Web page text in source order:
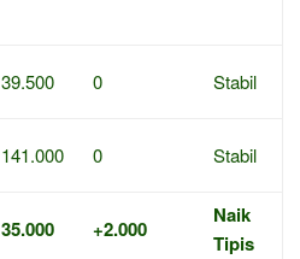
39.500 0 Stabil
141.000 0 Stabil
35.000 +2.000
Naik
Tipis